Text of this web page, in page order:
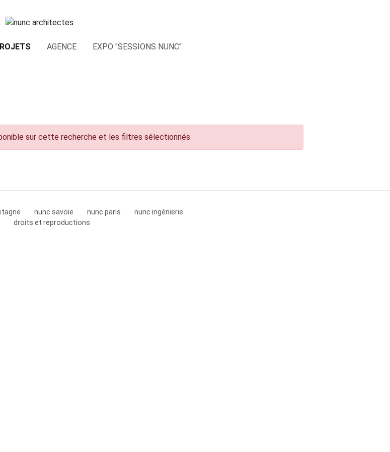
AGENCE EXPO "SESSIONS NUNC"
sur cette recherche et les filtres sélectionnés
nunc savoie nunc paris
nunc ingénierie
droits et reproductions